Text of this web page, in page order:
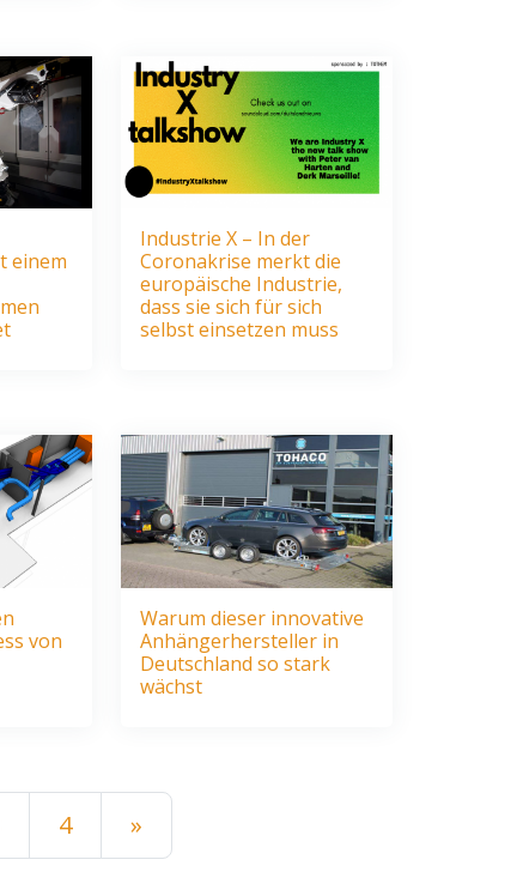
einem
Industrie X – In der
Coronakrise merkt die
europäische Industrie,
dass sie sich für sich
selbst einsetzen muss
von
Warum dieser innovative
Anhängerhersteller in
Deutschland so stark
wächst
4 »